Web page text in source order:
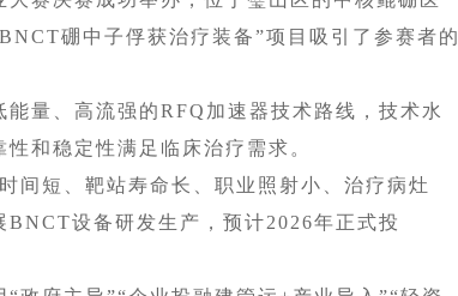
硼中子俘获治疗装备”项目吸引了参赛者的
量、高流强的RFQ加速器技术路线，技术水
和稳定性满足临床治疗需求。
短、靶站寿命长、职业照射小、治疗病灶
设备研发生产，预计2026年正式投